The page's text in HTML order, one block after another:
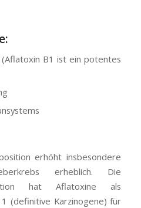
(Aflatoxin B1 ist ein potentes
erhöht insbesondere
erheblich. Die
hat Aflatoxine als
(definitive Karzinogene) für